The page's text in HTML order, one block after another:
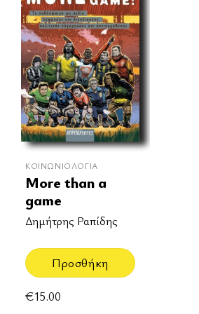
ΚΟΙΝΩΝΙΟΛΟΓΊΑ
More than a
game
Δημήτρης Ραπίδης
Προσθήκη
€15.00